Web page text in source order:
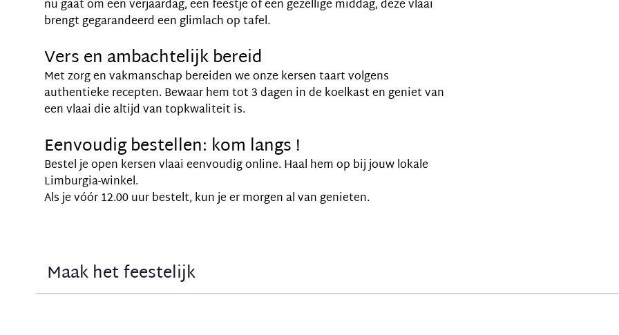
nu gaat om een verjaardag, een feestje of een gezellige middag, deze vlaai
brengt gegarandeerd een glimlach op tafel.
Vers en ambachtelijk bereid
Met zorg en vakmanschap bereiden we onze kersen taart volgens
authentieke recepten. Bewaar hem tot 3 dagen in de koelkast en geniet van
een vlaai die altijd van topkwaliteit is.
Eenvoudig bestellen: kom langs !
Bestel je open kersen vlaai eenvoudig online. Haal hem op bij jouw lokale
Limburgia-winkel.
Als je vóór 12.00 uur bestelt, kun je er morgen al van genieten.
Maak het feestelijk